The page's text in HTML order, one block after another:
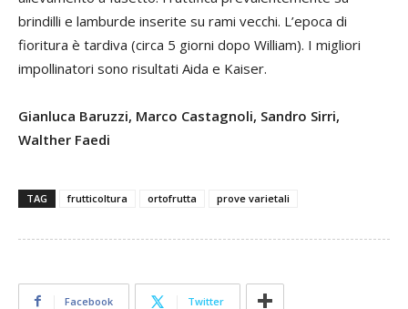
brindilli e lamburde inserite su rami vecchi. L’epoca di
fioritura è tardiva (circa 5 giorni dopo William). I migliori
impollinatori sono risultati Aida e Kaiser.
Gianluca Baruzzi, Marco Castagnoli, Sandro Sirri,
Walther Faedi
TAG frutticoltura ortofrutta prove varietali
Facebook Twitter